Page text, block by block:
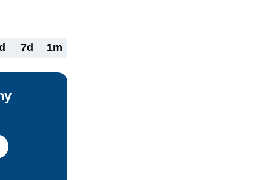
nastáva
7d 1m